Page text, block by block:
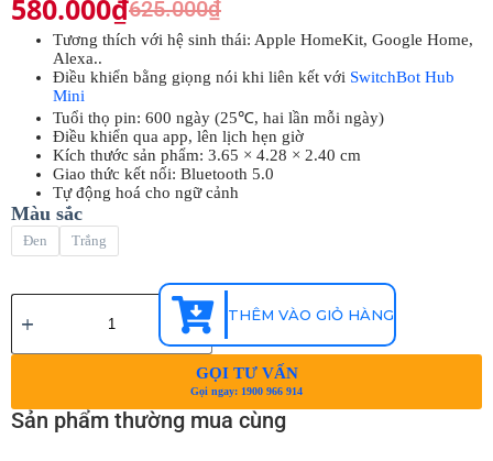
625.000₫
580.000₫
Tương thích với hệ sinh thái: Apple HomeKit, Google Home,
Alexa..
Điều khiển bằng giọng nói khi liên kết với SwitchBot Hub
Mini
Tuổi thọ pin: 600 ngày (25℃, hai lần mỗi ngày)
Điều khiển qua app, lên lịch hẹn giờ
Kích thước sản phẩm: 3.65 × 4.28 × 2.40 cm
Giao thức kết nối: Bluetooth 5.0
Tự động hoá cho ngữ cảnh
Màu sắc
Đen Trắng
THÊM VÀO GIỎ HÀNG
GỌI TƯ VẤN
Gọi ngay: 1900 966 914
Sản phẩm thường mua cùng